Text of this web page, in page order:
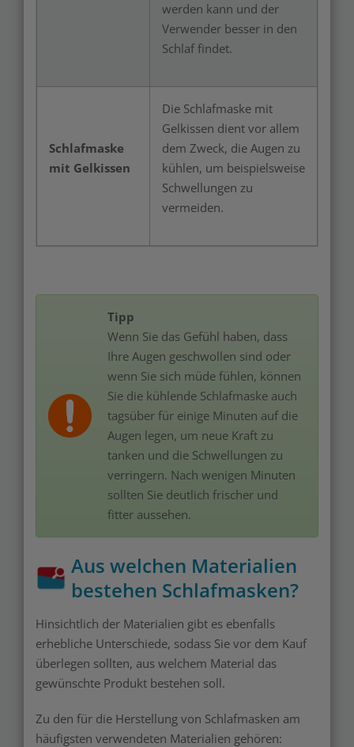
werden kann und der
Verwender besser in den
Schlaf findet.
Schlafmaske
mit Gelkissen
Die Schlafmaske mit
Gelkissen dient vor allem
dem Zweck, die Augen zu
kühlen, um beispielsweise
Schwellungen zu
vermeiden.
Tipp
Wenn Sie das Gefühl haben, dass
Ihre Augen geschwollen sind oder
wenn Sie sich müde fühlen, können
Sie die kühlende Schlafmaske auch
tagsüber für einige Minuten auf die
Augen legen, um neue Kraft zu
tanken und die Schwellungen zu
verringern. Nach wenigen Minuten
sollten Sie deutlich frischer und
fitter aussehen.
Aus welchen Materialien
bestehen Schlafmasken?
Hinsichtlich der Materialien gibt es ebenfalls
erhebliche Unterschiede, sodass Sie vor dem Kauf
überlegen sollten, aus welchem Material das
gewünschte Produkt bestehen soll.
Zu den für die Herstellung von Schlafmasken am
häufigsten verwendeten Materialien gehören: